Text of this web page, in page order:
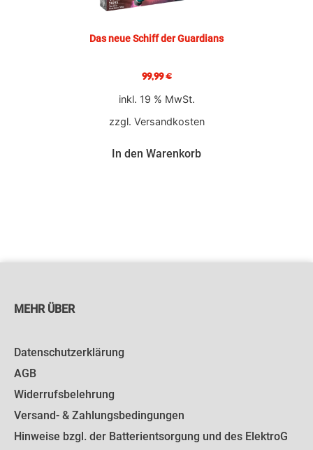
Das neue Schiff der Guardians
99,99€
inkl. 19 % MwSt.
zzgl. Versandkosten
In den Warenkorb
MEHR ÜBER
Datenschutzerklärung
AGB
Widerrufsbelehrung
Versand- & Zahlungsbedingungen
Hinweise bzgl. der Batterientsorgung und des ElektroG